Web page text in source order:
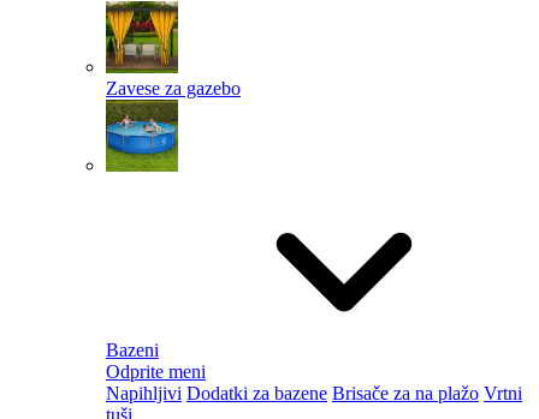
Zavese za gazebo
Bazeni
Odprite meni
Napihljivi Dodatki za bazene Brisače za na plažo Vrtni
tuši